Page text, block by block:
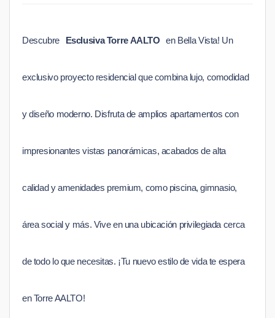
Descubre Esclusiva Torre AALTO en Bella Vista! Un
exclusivo proyecto residencial que combina lujo, comodidad
y diseño moderno. Disfruta de amplios apartamentos con
impresionantes vistas panorámicas, acabados de alta
calidad y amenidades premium, como piscina, gimnasio,
área social y más. Vive en una ubicación privilegiada cerca
de todo lo que necesitas. ¡Tu nuevo estilo de vida te espera
en Torre AALTO!